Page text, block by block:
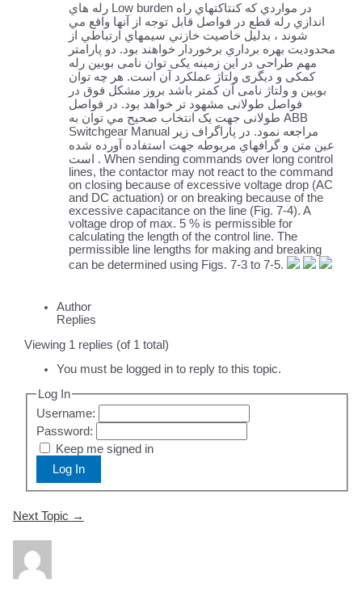
رله هاي Low burden در مواردي كه كنتاكتهاي راه
اندازي رله قطع در فواصل قابل توجه از آنها واقع مي
شوند ، بدليل خاصيت خازني سيمهاي ارتباطي از
محدوديت بهره برداري برخوردار خواهند بود. دو پارامتر
مهم طراحی در این زمینه یکی توان نامی بوبین رله
کمکی و دیگری ولتاژ عملکرد آن است. هر چه توان
بوبین و ولتاژ نامی آن کمتر باشد بروز مشکل فوق در
فواصل طولانی مشهود تر خواهد بود. در فواصل
طولانی جهت یک انتخاب صحیح مي توان به ABB
Switchgear Manual مراجعه نمود. در پاراگراف زير
عين متن و گرافهاي مربوطه جهت استفاده آورده شده
است .When sending commands over long control
lines, the contactor may not react to the command
on closing because of excessive voltage drop (AC
and DC actuation) or on breaking because of the
excessive capacitance on the line (Fig. 7-4). A
voltage drop of max. 5 % is permissible for
calculating the length of the control line. The
permissible line lengths for making and breaking
can be determined using Figs. 7-3 to 7-5.
Author
Replies
Viewing 1 replies (of 1 total)
You must be logged in to reply to this topic.
Log In
Username:
Password:
Keep me signed in
Log In
Post
Next Topic →